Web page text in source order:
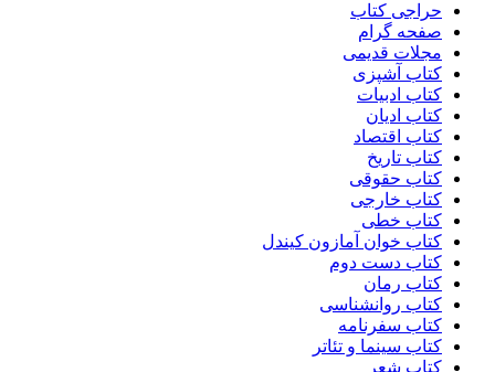
حراجی کتاب
صفحه گرام
مجلات قدیمی
کتاب آشپزی
کتاب ادبیات
کتاب ادیان
کتاب اقتصاد
کتاب تاریخ
کتاب حقوقی
کتاب خارجی
کتاب خطی
کتاب خوان آمازون کیندل
کتاب دست دوم
کتاب رمان
کتاب روانشناسی
کتاب سفرنامه
کتاب سینما و تئاتر
کتاب شعر